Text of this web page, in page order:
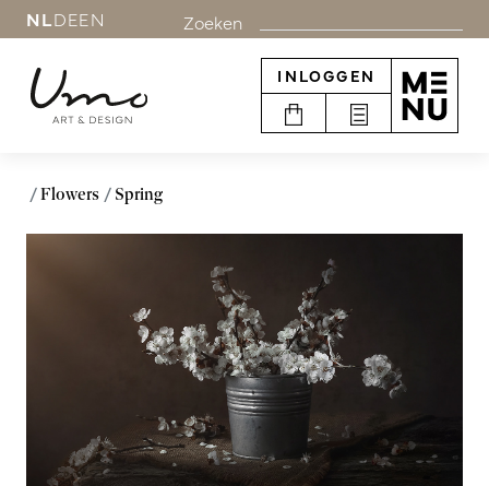
NLDEEN Zoeken
INLOGGEN
Flowers Spring